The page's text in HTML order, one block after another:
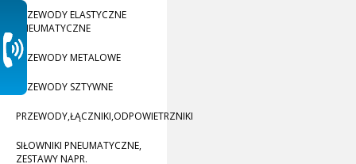
PRZEWODY ELASTYCZNE
PNEUMATYCZNE
PRZEWODY METALOWE
PRZEWODY SZTYWNE
PRZEWODY,ŁĄCZNIKI,ODPOWIETRZNIKI
SIŁOWNIKI PNEUMATYCZNE,
ZESTAWY NAPR.